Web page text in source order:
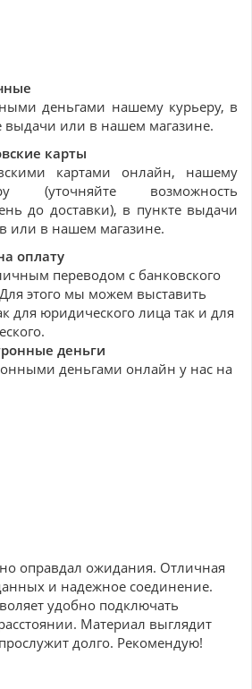
деньгами нашему курьеру, в
выдачи или в нашем магазине.
карты
картами онлайн, нашему
(уточняйте возможность
до доставки), в пункте выдачи
или в нашем магазине.
оплату
переводом с банковского
Для этого мы можем выставить
для юридического лица так и для
деньги
деньгами онлайн у нас на
оправдал ожидания. Отличная
и надежное соединение.
удобно подключать
Материал выглядит
долго. Рекомендую!